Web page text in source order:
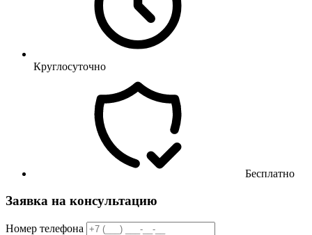
Круглосуточно
Бесплатно
Заявка на консультацию
Номер телефона